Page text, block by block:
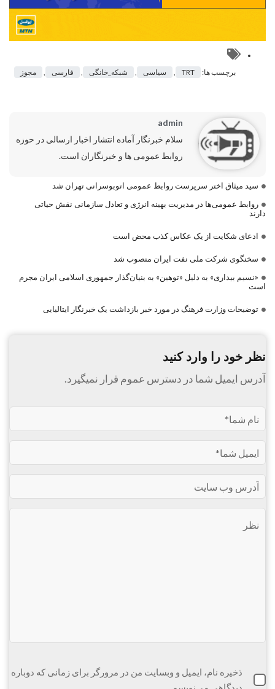
برچسب ها: TRT سیاسی شبکه_خانگی فارسی مجوز
admin
سلام خبرنگار آماده انتشار اخبار ارسالی در حوزه
روابط عمومی ها و خبرنگاران است.
سید میثاق اختر سرپرست روابط عمومی اتوبوسرانی تهران شد
روابط عمومی‌ها در مدیریت بهینه انرژی و تعادل سازمانی نقش حیاتی
دارند
ادعای شکایت از یک عکاس کذب محض است
سخنگوی شرکت ملی نفت ایران منصوب شد
«نسیم بیداری» به دلیل «توهین» به بنیان‌گذار جمهوری اسلامی ایران مجرم
است
توضیحات وزارت فرهنگ در مورد خبر بازداشت یک خبرنگار ایتالیایی
نظر خود را وارد کنید
آدرس ایمیل شما در دسترس عموم قرار نمیگیرد.
ذخیره نام، ایمیل و وبسایت من در مرورگر برای زمانی که دوباره